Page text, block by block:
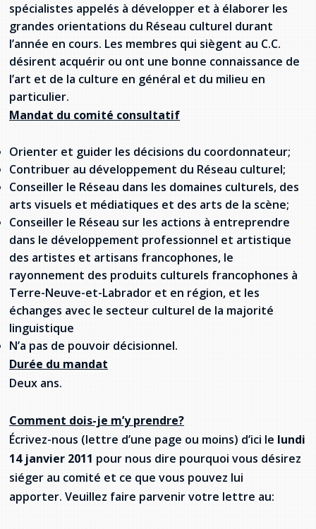
Joseph Kayumba
Dominic Demers
Yulia Kudryakova
spécialistes appelés à développer et à élaborer les
grandes orientations du Réseau culturel durant
l’année en cours. Les membres qui siègent au C.C.
désirent acquérir ou ont une bonne connaissance de
l’art et de la culture en général et du milieu en
particulier.
Mandat du comité consultatif
Orienter et guider les décisions du coordonnateur;
Contribuer au développement du Réseau culturel;
Conseiller le Réseau dans les domaines culturels, des
arts visuels et médiatiques et des arts de la scène;
Conseiller le Réseau sur les actions à entreprendre
dans le développement professionnel et artistique
des artistes et artisans francophones, le
rayonnement des produits culturels francophones à
Terre-Neuve-et-Labrador et en région, et les
échanges avec le secteur culturel de la majorité
linguistique
N’a pas de pouvoir décisionnel.
Durée du mandat
Deux ans.
Comment dois-je m’y prendre?
Écrivez-nous (lettre d’une page ou moins) d’ici le lundi
14 janvier 2011 pour nous dire pourquoi vous désirez
siéger au comité et ce que vous pouvez lui
apporter. Veuillez faire parvenir votre lettre au: